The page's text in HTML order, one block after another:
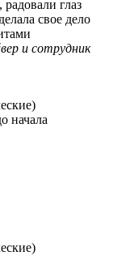
глаз
свое дело
и сотрудник
начала